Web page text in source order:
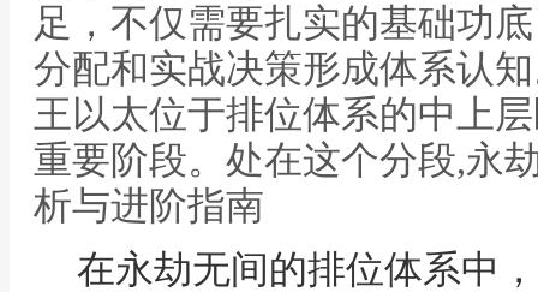
足，不仅需要扎实的基础功
分配和实战决策形成体系认
王以太位于排位体系的中上
重要阶段。处在这个分段,永
析与进阶指南
在永劫无间的排位体系中